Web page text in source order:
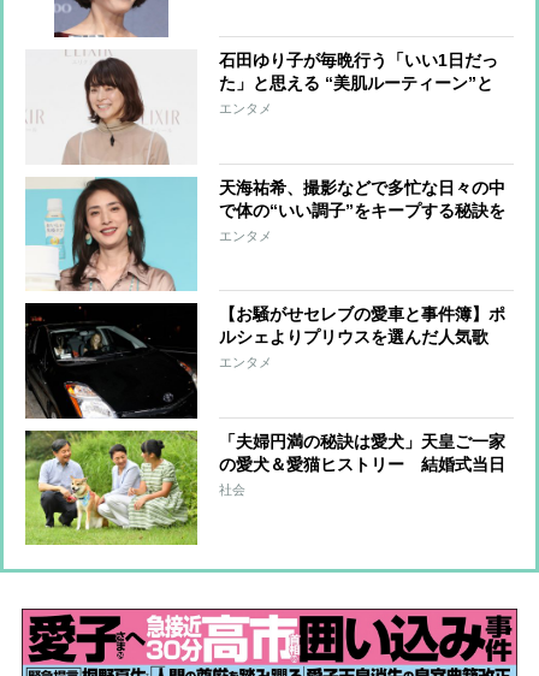
石田ゆり子が毎晩行う「いい1日だっ
た」と思える “美肌ルーティーン”と
は？
エンタメ
天海祐希、撮影などで多忙な日々の中
で体の“いい調子”をキープする秘訣を
語る
エンタメ
【お騒がせセレブの愛車と事件簿】ポ
ルシェよりプリウスを選んだ人気歌
手、高級車でトラブル常習女優も
エンタメ
「夫婦円満の秘訣は愛犬」天皇ご一家
の愛犬＆愛猫ヒストリー 結婚式当日
に雅子さまを見送った「ショコラ」も
社会